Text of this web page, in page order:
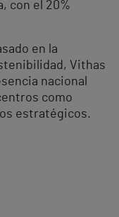
con el 20%
en la
Vithas
nacional
como
estratégicos.